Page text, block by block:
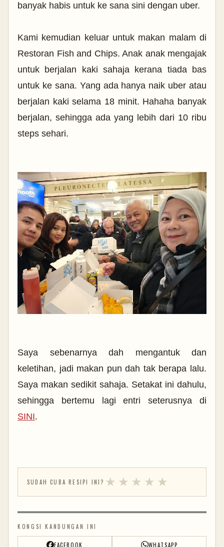
banyak habis untuk ke sana sini dengan uber.
Kami kemudian keluar untuk makan malam di
Restoran Fish and Chips. Anak anak mengajak
untuk berjalan kaki sahaja kerana tiada bas
untuk ke sana. Yang ada hanya naik uber atau
berjalan kaki selama 18 minit. Hahaha banyak
berjalan, sehingga ada yang lebih dari 10 ribu
steps sehari.
Saya sebenarnya dah mengantuk dan
keletihan, jadi makan pun dah tak berapa lalu.
Saya makan sedikit sahaja. Setakat ini dahulu,
sehingga bertemu lagi entri seterusnya di
SINI.
SUDAH CUBA RESIPI INI? ★ ★ ★ ★ ★
KONGSI KANDUNGAN INI
FACEBOOK WHATSAPP